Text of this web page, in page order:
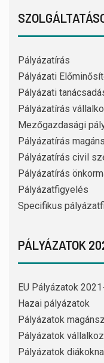
Pályázatírás
Pályázati
Pályázati
Pályázatírás
Mezőgazdasági
Pályázatírás
Pályázatírás civil
Pályázatírás
Pályázatfigyelés
Specifikus
PÁLYÁZATOK
EU Pályázatok
Hazai pályázatok
Pályázatok
Pályázatok
Pályázatok